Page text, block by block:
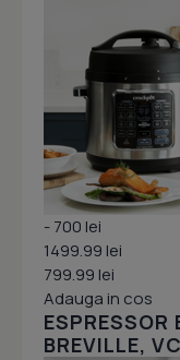
- 700 lei
1499.99 lei
799.99 lei
Adauga in cos
BREVILLE,